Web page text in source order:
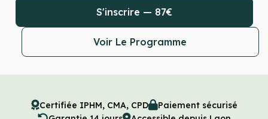
S'inscrire — 87€
Voir Le Programme
Certifiée IPHM, CMA, CPD
Paiement sécurisé